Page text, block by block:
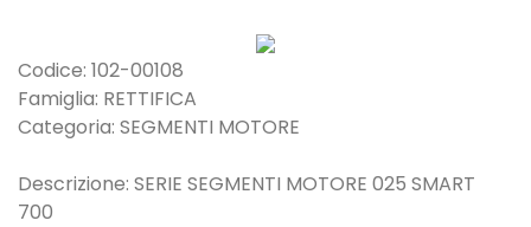
Codice: 102-00108
Famiglia: RETTIFICA
Categoria: SEGMENTI MOTORE
Descrizione: SERIE SEGMENTI MOTORE 025 SMART
700